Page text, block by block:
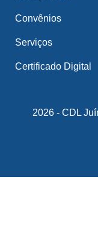
Convênios
Serviços
Certificado Digital
2026 - CDL